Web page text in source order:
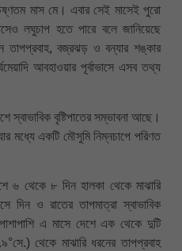
মাস মে। এবার সেই মাসেই পুরো
লঘুচাপ হতে পারে বলে জানিয়েছে
তাপপ্রবাহ, বজ্রঝড় ও বন্যার শঙ্কার
আবহাওয়ার পূর্বাভাসে এসব তথ্য
স্বাভাবিক বৃষ্টিপাতের সম্ভাবনা আছে।
মধ্যে একটি মৌসুমি নিম্নচাপে পরিণত
৬ থেকে ৮ দিন হালকা থেকে মাঝারি
ও রাতের তাপমাত্রা স্বাভাবিক
এ মাসে দেশে এক থেকে দুটি
থেকে মাঝারি ধরনের তাপপ্রবাহ